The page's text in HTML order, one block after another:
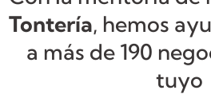
Tontería, hemos
a más de 190
tuyo